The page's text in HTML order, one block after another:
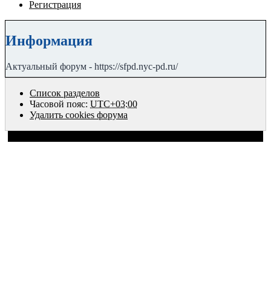
Регистрация
Информация
Актуальный форум - https://sfpd.nyc-pd.ru/
Список разделов
Часовой пояс: UTC+03:00
Удалить cookies форума